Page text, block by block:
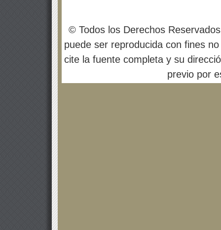
© Todos los Derechos
puede ser reproducida con fines
cite la fuente completa y su
previo por